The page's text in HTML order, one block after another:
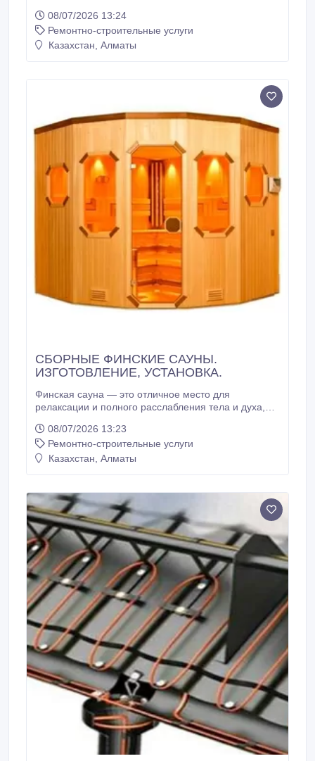
дополнение к уже имеющемуся домашнему или
общественному СПА комплексу. В инфракрасной
бане можно установить музыку, а по желанию и
08/07/2026 13:24
Ремонтно-строительные услуги
Казахстан, Алматы
СБОРНЫЕ ФИНСКИЕ САУНЫ.
ИЗГОТОВЛЕНИЕ, УСТАНОВКА.
Финская сауна — это отличное место для
релаксации и полного расслабления тела и духа,
«WELLNESS» изготавливает сборные финские
сауны любых размеров и комплектации с учетом
нюансов помещения (выступы, трубы, короба).
08/07/2026 13:23
Ремонтно-строительные услуги
Казахстан, Алматы